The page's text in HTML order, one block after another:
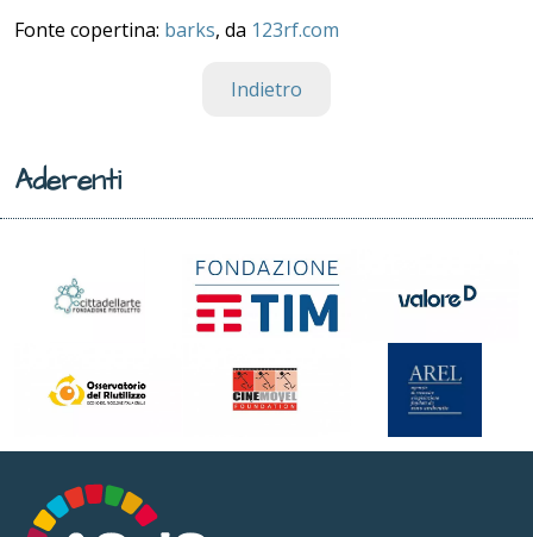
Fonte copertina: barks, da 123rf.com
Indietro
Aderenti